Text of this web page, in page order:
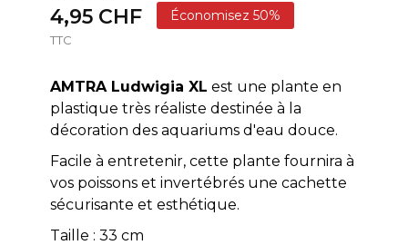
4,95 CHF Économisez 50%
TTC
AMTRA Ludwigia XL est une plante en
plastique très réaliste destinée à la
décoration des aquariums d'eau douce.
Facile à entretenir, cette plante fournira à
vos poissons et invertébrés une cachette
sécurisante et esthétique.
Taille : 33 cm